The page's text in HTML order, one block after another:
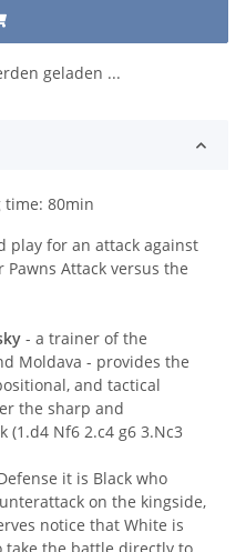
geladen ...
time: 80min
play for an attack against
Attack versus the
- a trainer of the
Moldava - provides the
and tactical
the sharp and
(1.d4 Nf6 2.c4 g6 3.Nc3
it is Black who
on the kingside,
notice that White is